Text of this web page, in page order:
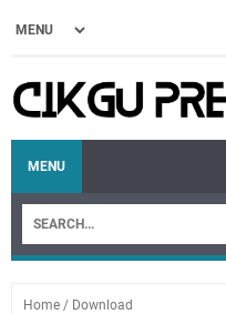
MENU
Home / Download